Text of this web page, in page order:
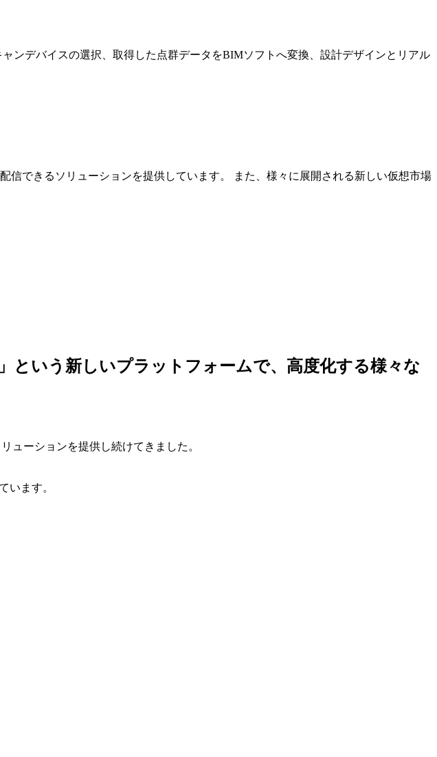
ンデバイスの選択、取得した点群データをBIMソフトへ変換、設計デザインとリアル
できるソリューションを提供しています。 また、様々に展開される新しい仮想市場
という新しいプラットフォームで、高度化する様々な
ューションを提供し続けてきました。
います。